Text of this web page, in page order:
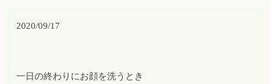
2020/09/17
一日の終わりにお顔を洗うとき